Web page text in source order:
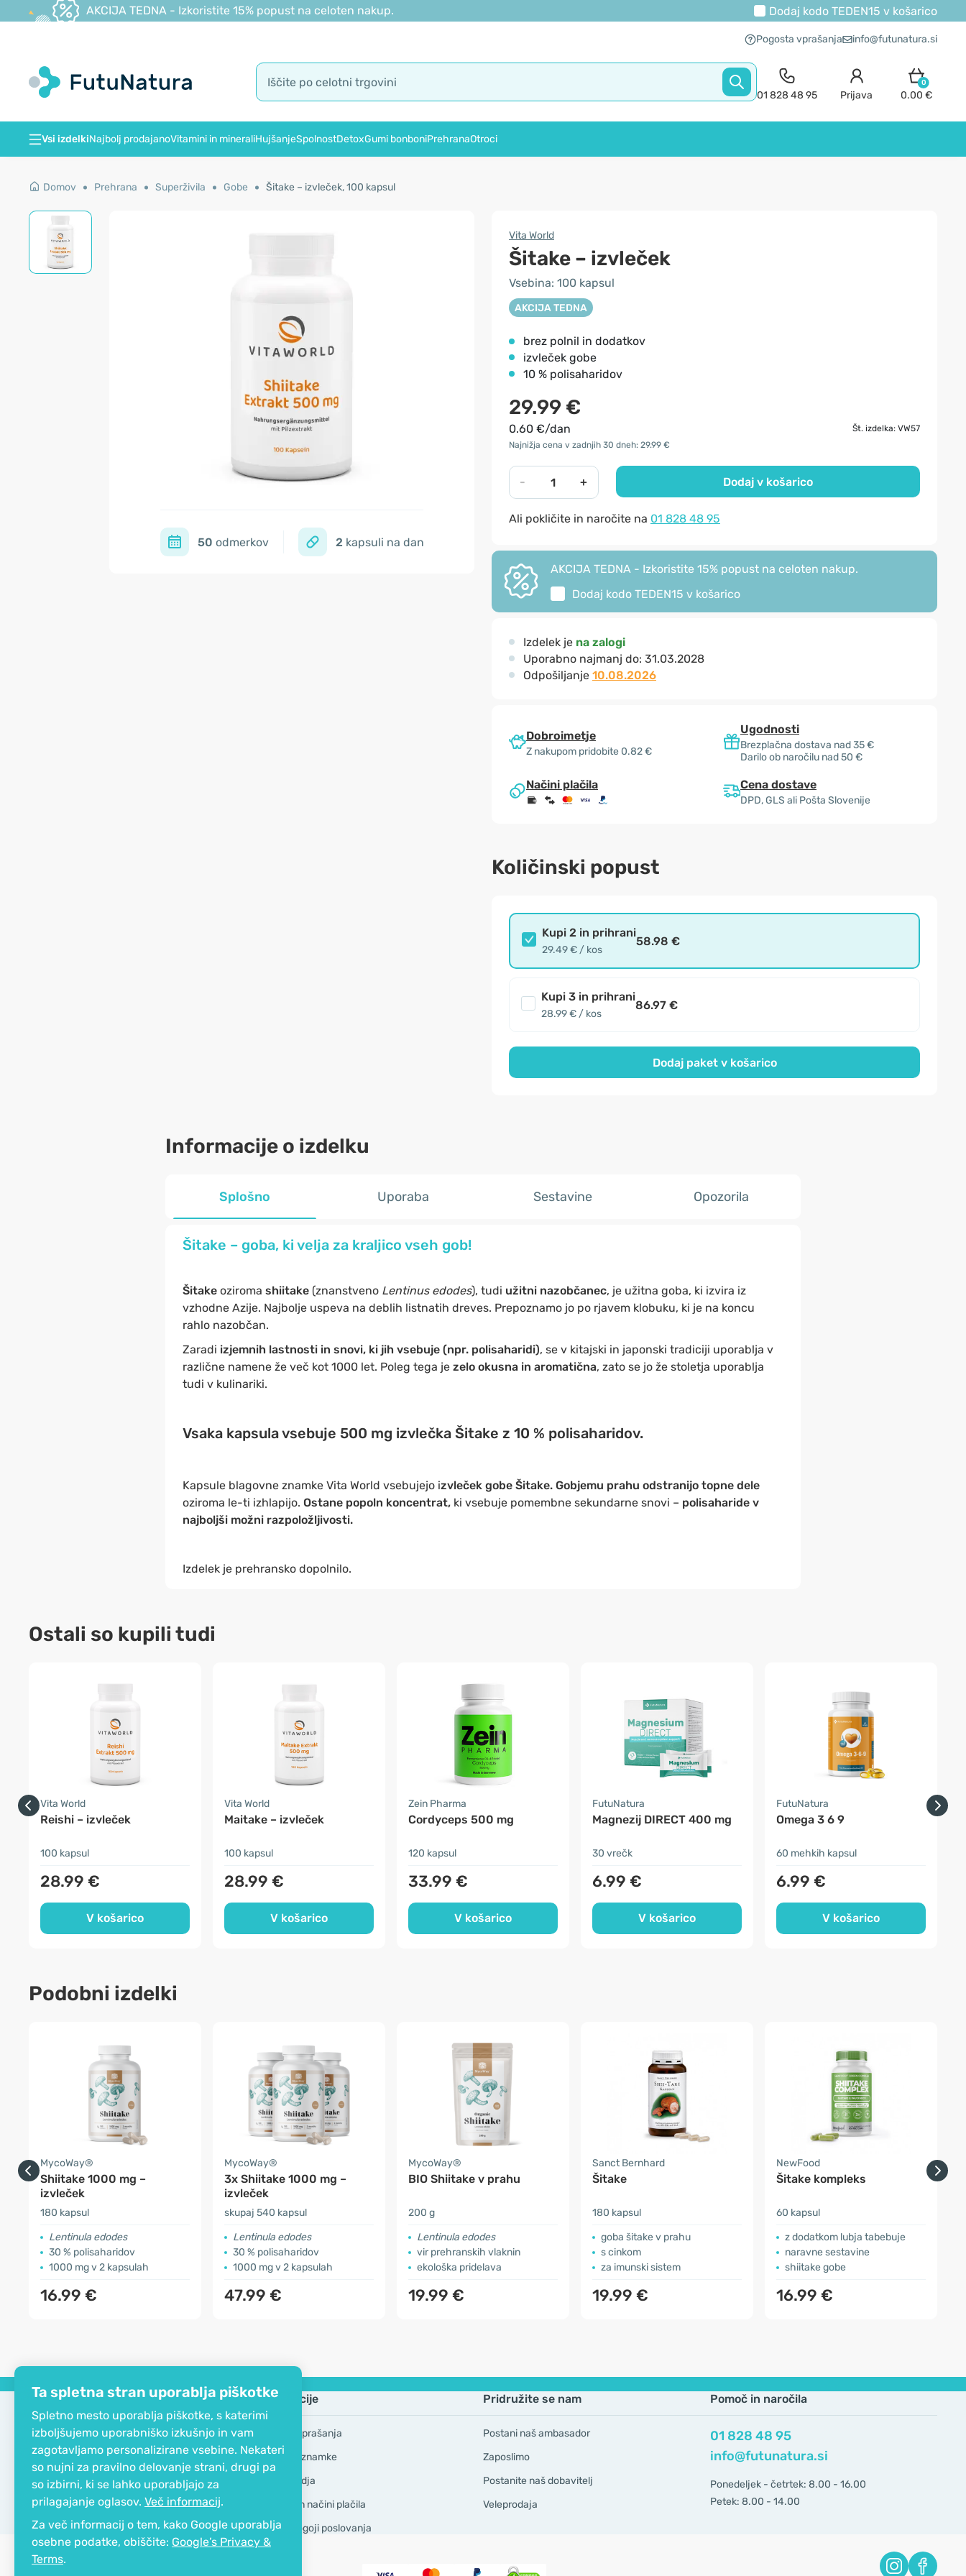
Ta spletna stran uporablja piškotke
Spletno mesto uporablja piškotke, s katerimi
izboljšujemo uporabniško izkušnjo in vam
zagotavljamo personalizirane vsebine. Nekateri
so nujni za pravilno delovanje strani, drugi pa
so izbirni, ki se lahko uporabljajo za
prilagajanje oglasov. Več informacij.
Za več informacij o tem, kako Google uporablja
osebne podatke, obiščite: Google’s Privacy &
Terms.
AKCIJA TEDNA - Izkoristite 15% popust na celoten nakup. Dodaj kodo TEDEN15 v košarico
Pogosta vprašanja info@futunatura.si
01 828 48 95 Prijava
0
0.00 €
Vsi izdelkiNajbolj prodajanoVitamini in mineraliHujšanjeSpolnostDetoxGumi bonboniPrehranaOtroci
Domov Prehrana Superživila Gobe Šitake – izvleček, 100 kapsul
50 odmerkov 2 kapsuli na dan
Vita World
Šitake – izvleček
Vsebina: 100 kapsul
AKCIJA TEDNA
brez polnil in dodatkov
izvleček gobe
10 % polisaharidov
29.99 €
0.60 €/dan
Št. izdelka: VW57
Najnižja cena v zadnjih 30 dneh: 29.99 €
- + Dodaj v košarico
Ali pokličite in naročite na 01 828 48 95
AKCIJA TEDNA - Izkoristite 15% popust na celoten nakup.
Dodaj kodo TEDEN15 v košarico
Izdelek je na zalogi
Uporabno najmanj do: 31.03.2028
Odpošiljanje 10.08.2026
Dobroimetje
Z nakupom pridobite 0.82 €
Ugodnosti
Brezplačna dostava nad 35 €
Darilo ob naročilu nad 50 €
Načini plačila Cena dostave
DPD, GLS ali Pošta Slovenije
Količinski popust
Kupi 2 in prihrani
29.49 € / kos
58.98 €
Kupi 3 in prihrani
28.99 € / kos
86.97 €
Dodaj paket v košarico
Informacije o izdelku
Splošno Uporaba Sestavine Opozorila
Šitake – goba, ki velja za kraljico vseh gob!
Šitake oziroma shiitake (znanstveno Lentinus edodes), tudi užitni nazobčanec, je užitna goba, ki izvira iz
vzhodne Azije. Najbolje uspeva na deblih listnatih dreves. Prepoznamo jo po rjavem klobuku, ki je na koncu
rahlo nazobčan.
Zaradi izjemnih lastnosti in snovi, ki jih vsebuje (npr. polisaharidi), se v kitajski in japonski tradiciji uporablja v
različne namene že več kot 1000 let. Poleg tega je zelo okusna in aromatična, zato se jo že stoletja uporablja
tudi v kulinariki.
Vsaka kapsula vsebuje 500 mg izvlečka Šitake z 10 % polisaharidov.
Kapsule blagovne znamke Vita World vsebujejo izvleček gobe Šitake. Gobjemu prahu odstranijo topne dele
oziroma le-ti izhlapijo. Ostane popoln koncentrat,ki vsebuje pomembne sekundarne snovi – polisaharide v
najboljši možni razpoložljivosti.
Izdelek je prehransko dopolnilo.
Ostali so kupili tudi
Vita World
Reishi – izvleček
100 kapsul
28.99 €
V košarico
Vita World
Maitake – izvleček
100 kapsul
28.99 €
V košarico
Zein Pharma
Cordyceps 500 mg
120 kapsul
33.99 €
V košarico
FutuNatura
Magnezij DIRECT 400 mg
30 vrečk
6.99 €
V košarico
FutuNatura
Omega 3 6 9
60 mehkih kapsul
6.99 €
V košarico
Podobni izdelki
MycoWay®
Shiitake 1000 mg –
izvleček
180 kapsul
Lentinula edodes
30 % polisaharidov
1000 mg v 2 kapsulah
16.99 €
MycoWay®
3x Shiitake 1000 mg –
izvleček
skupaj 540 kapsul
Lentinula edodes
30 % polisaharidov
1000 mg v 2 kapsulah
47.99 €
MycoWay®
BIO Shiitake v prahu
200 g
Lentinula edodes
vir prehranskih vlaknin
ekološka pridelava
19.99 €
Sanct Bernhard
Šitake
180 kapsul
goba šitake v prahu
s cinkom
za imunski sistem
19.99 €
NewFood
Šitake kompleks
60 kapsul
z dodatkom lubja tabebuje
naravne sestavine
shiitake gobe
16.99 €
Podjetje
EKO certifikat
Kontakt
O podjetju
Informacije
Pogosta vprašanja
Blagovne znamke
GDPR Orodja
Dostava in načini plačila
Splošni pogoji poslovanja
Pridružite se nam
Postani naš ambasador
Zaposlimo
Postanite naš dobavitelj
Veleprodaja
Pomoč in naročila
01 828 48 95
info@futunatura.si
Ponedeljek - četrtek: 8.00 - 16.00
Petek: 8.00 - 14.00